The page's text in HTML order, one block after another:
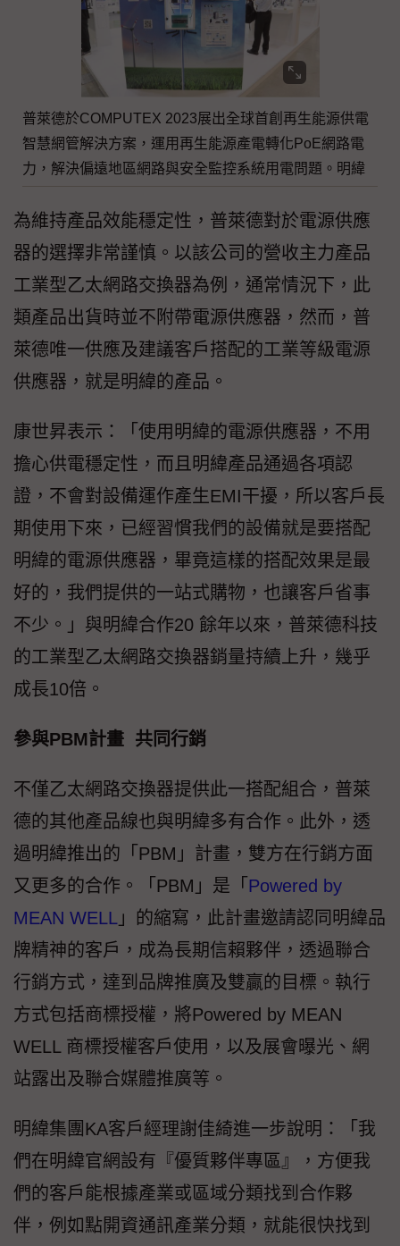
普萊德於COMPUTEX 2023展出全球首創再生能源供電
智慧網管解決方案，運用再生能源產電轉化PoE網路電
力，解決偏遠地區網路與安全監控系統用電問題。明緯
為維持產品效能穩定性，普萊德對於電源供應
器的選擇非常謹慎。以該公司的營收主力產品
工業型乙太網路交換器為例，通常情況下，此
類產品出貨時並不附帶電源供應器，然而，普
萊德唯一供應及建議客戶搭配的工業等級電源
供應器，就是明緯的產品。
康世昇表示：「使用明緯的電源供應器，不用
擔心供電穩定性，而且明緯產品通過各項認
證，不會對設備運作產生EMI干擾，所以客戶長
期使用下來，已經習慣我們的設備就是要搭配
明緯的電源供應器，畢竟這樣的搭配效果是最
好的，我們提供的一站式購物，也讓客戶省事
不少。」與明緯合作20 餘年以來，普萊德科技
的工業型乙太網路交換器銷量持續上升，幾乎
成長10倍。
參與PBM計畫 共同行銷
不僅乙太網路交換器提供此一搭配組合，普萊
德的其他產品線也與明緯多有合作。此外，透
過明緯推出的「PBM」計畫，雙方在行銷方面
又更多的合作。「PBM」是「 Powered by
MEAN WELL 」的縮寫，此計畫邀請認同明緯品
牌精神的客戶，成為長期信賴夥伴，透過聯合
行銷方式，達到品牌推廣及雙贏的目標。執行
方式包括商標授權，將Powered by MEAN
WELL 商標授權客戶使用，以及展會曝光、網
站露出及聯合媒體推廣等。
明緯集團KA客戶經理謝佳綺進一步說明：「我
們在明緯官網設有『優質夥伴專區』，方便我
們的客戶能根據產業或區域分類找到合作夥
伴，例如點開資通訊產業分類，就能很快找到